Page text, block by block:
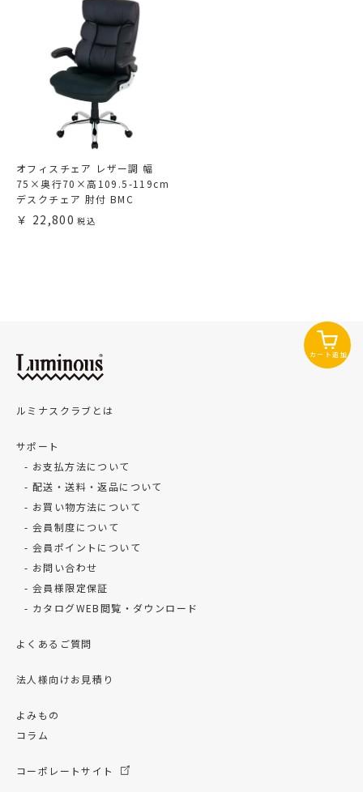
オフィスチェア レザー調 幅
75×奥行70×高109.5-119cm
デスクチェア 肘付 BMC
22,800
カート追加
ルミナスクラブとは
サポート
お支払方法について
配送・送料・返品について
お買い物方法について
会員制度について
会員ポイントについて
お問い合わせ
会員様限定保証
カタログWEB閲覧・ダウンロード
よくあるご質問
法人様向けお見積り
よみもの
コラム
コーポレートサイト